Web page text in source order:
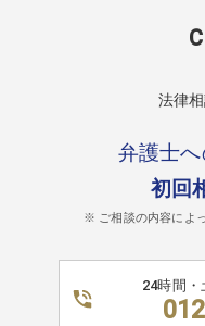
法律
弁護士へ
初回
※ ご相談の内容によ
24時間